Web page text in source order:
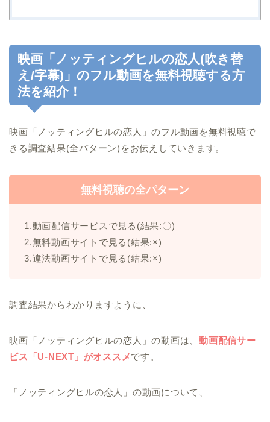
映画「ノッティングヒルの恋人(吹き替
え/字幕)」のフル動画を無料視聴する方
法を紹介！
映画「ノッティングヒルの恋人」のフル動画を無料視聴で
きる調査結果(全パターン)をお伝えしていきます。
無料視聴の全パターン
1.動画配信サービスで見る(結果:〇)
2.無料動画サイトで見る(結果:×)
3.違法動画サイトで見る(結果:×)
調査結果からわかりますように、
映画「ノッティングヒルの恋人」の動画は、動画配信サー
ビス「U-NEXT」がオススメです。
「ノッティングヒルの恋人」の動画について、